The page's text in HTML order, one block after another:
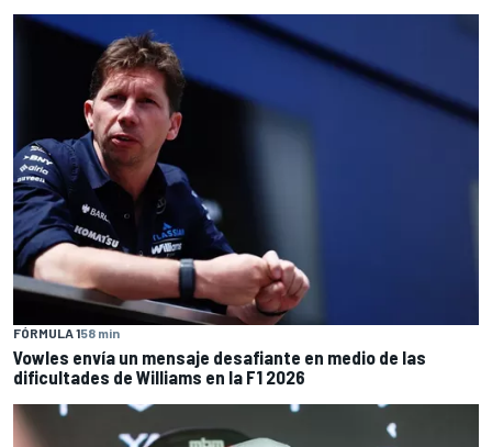
FÓRMULA 158 min
Vowles envía un mensaje desafiante en medio de las
dificultades de Williams en la F1 2026